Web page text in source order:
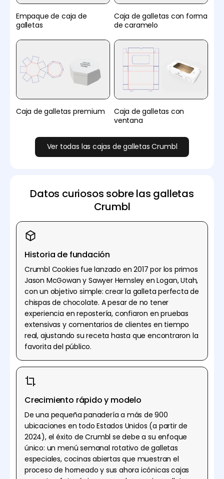
Empaque de caja de
galletas
Caja de galletas con forma
de caramelo
Caja de galletas premium
Caja de galletas con
ventana
Ver todas las cajas de galletas Crumbl
Datos curiosos sobre las galletas
Crumbl
Historia de fundación
Crumbl Cookies fue lanzado en 2017 por los primos
Jason McGowan y Sawyer Hemsley en Logan, Utah,
con un objetivo simple: crear la galleta perfecta de
chispas de chocolate. A pesar de no tener
experiencia en repostería, confiaron en pruebas
extensivas y comentarios de clientes en tiempo
real, ajustando su receta hasta que encontraron la
favorita del público.
Crecimiento rápido y modelo
De una pequeña panadería a más de 900
ubicaciones en todo Estados Unidos (a partir de
2024), el éxito de Crumbl se debe a su enfoque
único: un menú semanal rotativo de galletas
especiales, cocinas abiertas que muestran el
proceso de horneado y sus ahora icónicas cajas